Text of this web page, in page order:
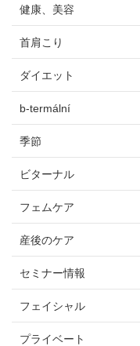
健康、美容
首肩こり
ダイエット
b-termální
季節
ビターナル
フェムケア
産後のケア
セミナー情報
フェイシャル
プライベート